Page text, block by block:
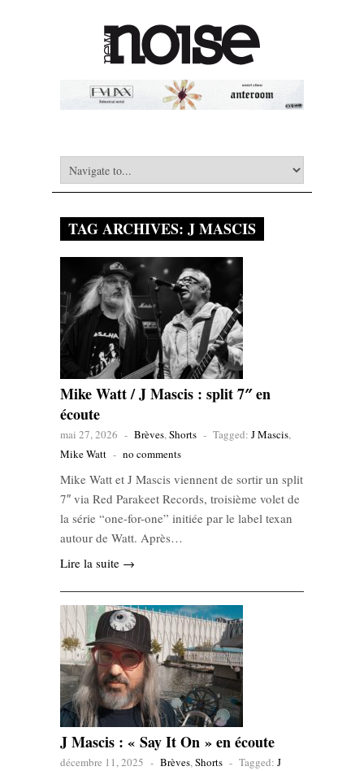
TAG ARCHIVES: J MASCIS
Mike Watt / J Mascis : split 7″ en
écoute
mai 27, 2026 - Brèves,Shorts - Tagged: J Mascis,
Mike Watt - no comments
Mike Watt et J Mascis viennent de sortir un split
7″ via Red Parakeet Records, troisième volet de
la série “one-for-one” initiée par le label texan
autour de Watt. Après…
Lire la suite →
J Mascis : « Say It On » en écoute
décembre 11, 2025 - Brèves,Shorts - Tagged: J